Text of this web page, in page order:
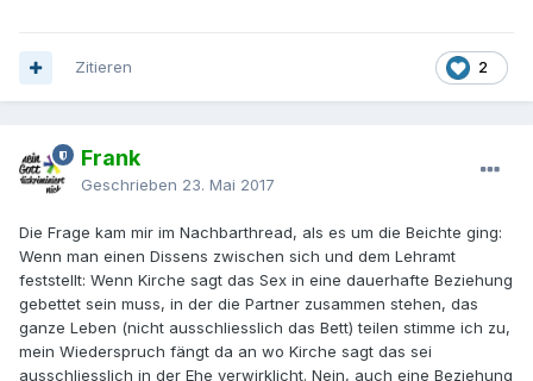
2
Zitieren
Frank
Geschrieben 23. Mai 2017
Die Frage kam mir im Nachbarthread, als es um die Beichte ging:
Wenn man einen Dissens zwischen sich und dem Lehramt
feststellt: Wenn Kirche sagt das Sex in eine dauerhafte Beziehung
gebettet sein muss, in der die Partner zusammen stehen, das
ganze Leben (nicht ausschliesslich das Bett) teilen stimme ich zu,
mein Wiederspruch fängt da an wo Kirche sagt das sei
ausschliesslich in der Ehe verwirklicht. Nein, auch eine Beziehung